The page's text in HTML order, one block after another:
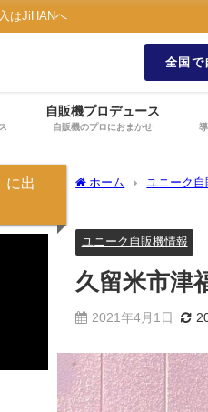
はJiHANへ
全国で
自販機プロデュース
自販機のプロにおまかせ
ホーム ユニーク自
ユニーク自販機情報
久留米市津
2021年4月1日
に出